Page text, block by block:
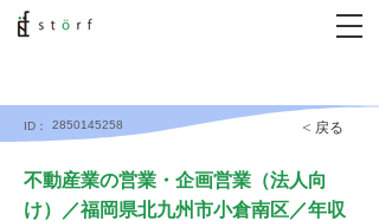
ID： 2850145258 < 戻る
不動産業の営業・企画営業（法人向
け）／福岡県北九州市小倉南区／年収